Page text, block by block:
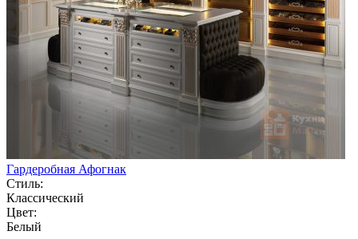
Гардеробная Афогнак
Стиль:
Классический
Цвет:
Белый